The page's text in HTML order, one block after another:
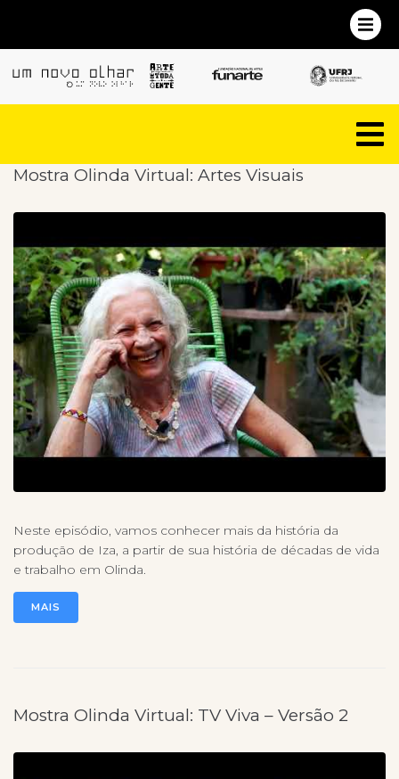
Mostra Olinda Virtual: Artes Visuais
Neste episódio, vamos conhecer mais da história da
produção de Iza, a partir de sua história de décadas de vida
e trabalho em Olinda.
MAIS
Mostra Olinda Virtual: TV Viva – Versão 2